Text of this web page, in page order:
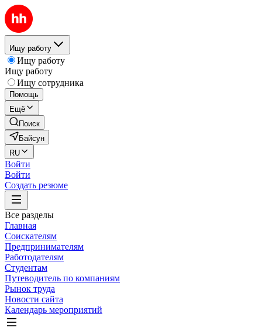
Ищу работу
Ищу работу
Ищу работу
Ищу сотрудника
Помощь
Ещё
Поиск
Байсун
RU
Войти
Войти
Создать резюме
Все разделы
Главная
Соискателям
Предпринимателям
Работодателям
Студентам
Путеводитель по компаниям
Рынок труда
Новости сайта
Календарь мероприятий